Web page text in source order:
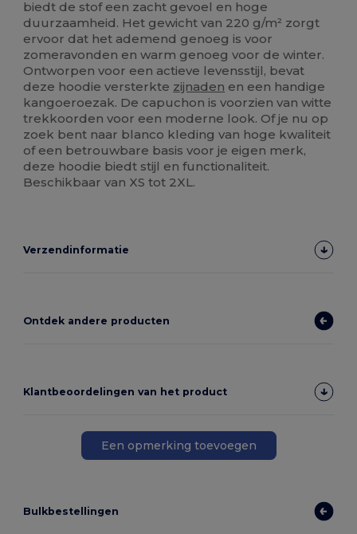
biedt de stof een zacht gevoel en hoge
duurzaamheid. Het gewicht van 220 g/m² zorgt
ervoor dat het ademend genoeg is voor
zomeravonden en warm genoeg voor de winter.
Ontworpen voor een actieve levensstijl, bevat
deze hoodie versterkte zijnaden en een handige
kangoeroezak. De capuchon is voorzien van witte
trekkoorden voor een moderne look. Of je nu op
zoek bent naar blanco kleding van hoge kwaliteit
of een betrouwbare basis voor je eigen merk,
deze hoodie biedt stijl en functionaliteit.
Beschikbaar van XS tot 2XL.
Verzendinformatie
Ontdek andere producten
Klantbeoordelingen van het product
Een opmerking toevoegen
Bulkbestellingen